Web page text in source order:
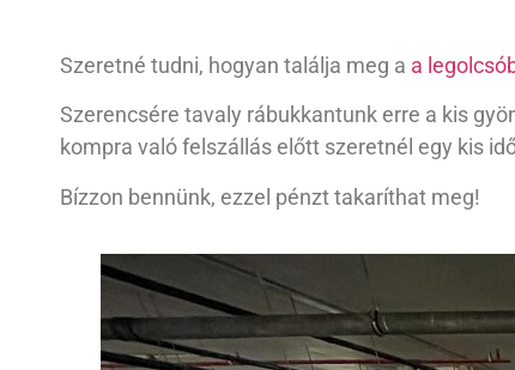
Szeretné tudni, hogyan találja meg a a
Szerencsére tavaly rábukkantunk erre a kis
kompra való felszállás előtt szeretnél egy kis
Bízzon bennünk, ezzel pénzt takaríthat meg!